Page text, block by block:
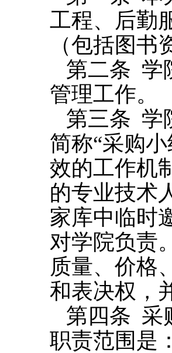
工程、后勤
（包括图
第二条 学
管理工作。
第三条 学
简称“采购小
效的工作机
的专业技术
家库中临时
对学院负责
质量、价格
和表决权，
第四条 采
职责范围是：